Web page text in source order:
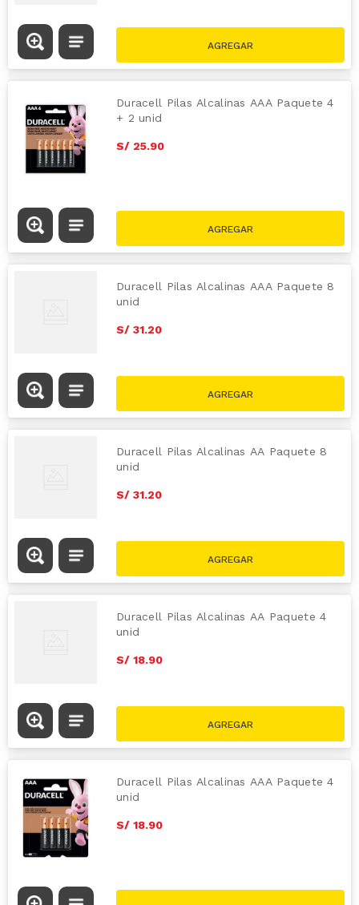
Duracell Pilas Alcalinas AAA Paquete 4
+ 2 unid
S/ 25.90
Duracell Pilas Alcalinas AAA Paquete 8
unid
S/ 31.20
Duracell Pilas Alcalinas AA Paquete 8
unid
S/ 31.20
Duracell Pilas Alcalinas AA Paquete 4
unid
S/ 18.90
Duracell Pilas Alcalinas AAA Paquete 4
unid
S/ 18.90